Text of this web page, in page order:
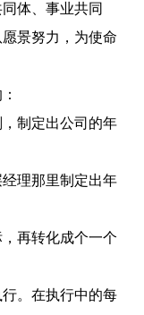
体、事业共同
景努力，为使命
制定出公司的年
理那里制定出年
再转化成个一个
。在执行中的每